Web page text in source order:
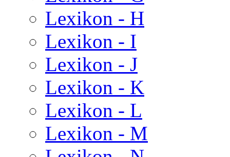
Lexikon - H
Lexikon - I
Lexikon - J
Lexikon - K
Lexikon - L
Lexikon - M